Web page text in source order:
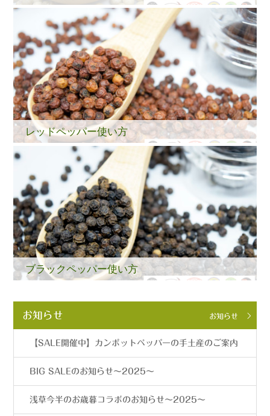
レッドペッパー使い方
ブラックペッパー使い方
お知らせ お知らせ
【SALE開催中】カンポットペッパーの手土産のご案内
BIG SALEのお知らせ〜2025〜
浅草今半のお歳暮コラボのお知らせ〜2025〜